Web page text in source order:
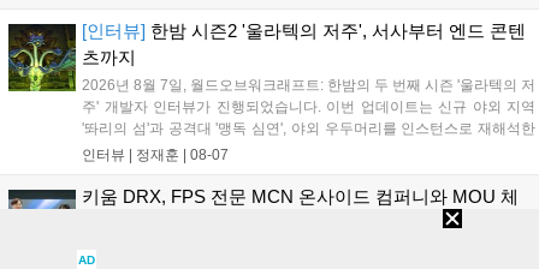
김영만 회장은 10년 만에 재추진되는 이번 시상식이 e스포츠의
성과와 가치를 널리 알리는 권위 있는 행사가 되도록 노력하겠다
고 밝혔습니다....
[인터뷰] 한밤 시즌2 '울라텍의 저주', 서사부터 엔드 콘텐
츠까지
2026년 8월 7일, 월드오브워크래프트: 한밤의 두 번째 시즌 '울라텍의 저
주' 개발자 인터뷰가 진행되었습니다. 이번 업데이트는 신규 야외 지역
'똬리의 섬'과 공격대 '맹독 심연', 야외 우두머리를 인스턴스로 재해석한
'소굴'을 포함합니다. 개발진은 하우징 시스템 개선 및 신화+ 던전 로테이
를 표했습니다....
인터뷰 | 정재훈 08-07
키움 DRX, FPS 전문 MCN 온사이드 컴퍼니와 MOU 체
AD